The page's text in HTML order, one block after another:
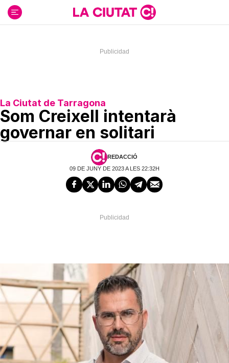
contenido
La Ciutat de Tarragona
Som Creixell intentarà
governar en solitari
REDACCIÓ
09 DE JUNY DE 2023 A LES 22:32H